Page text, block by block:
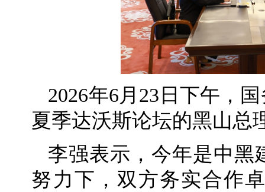
2026年6月23日下午，
夏季达沃斯论坛的黑山总
李强表示，今年是中黑
努力下，双方务实合作